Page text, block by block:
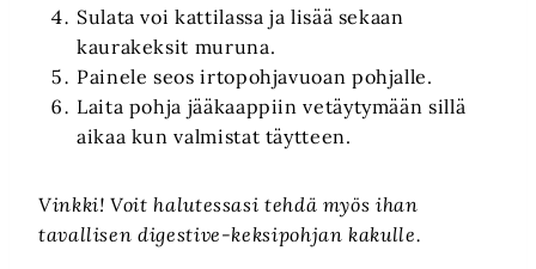
Sulata voi kattilassa ja lisää sekaan
kaurakeksit muruna.
Painele seos irtopohjavuoan pohjalle.
Laita pohja jääkaappiin vetäytymään sillä
aikaa kun valmistat täytteen.
Vinkki! Voit halutessasi tehdä myös ihan
tavallisen digestive-keksipohjan kakulle.